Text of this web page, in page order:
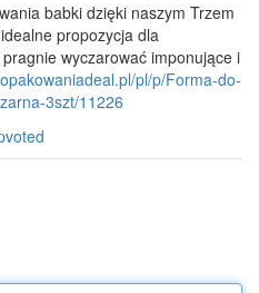
babki dzięki naszym Trzem
propozycja dla
wyczarować imponujące i
pl/p/Forma-do-
3szt/11226